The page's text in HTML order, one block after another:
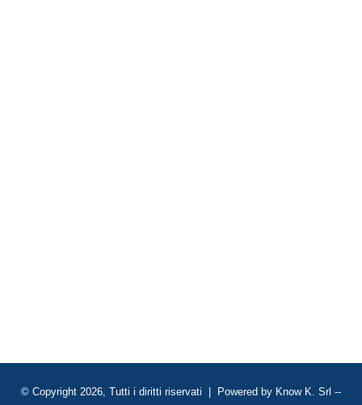
© Copyright 2026, Tutti i diritti riservati | Powered by Know K. Srl --